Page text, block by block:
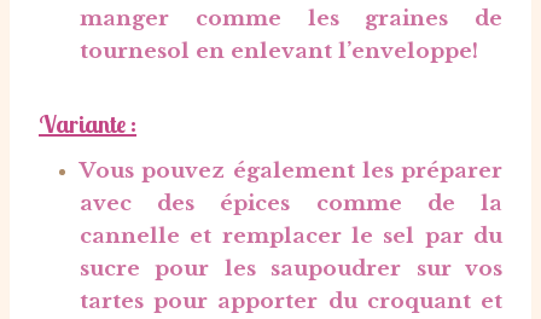
manger comme les graines de
tournesol en enlevant l’enveloppe!
Variante :
Vous pouvez également les préparer
avec des épices comme de la
cannelle et remplacer le sel par du
sucre pour les saupoudrer sur vos
tartes pour apporter du croquant et